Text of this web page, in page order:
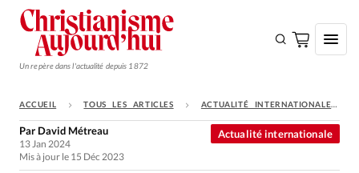
Un repère dans l'actualité depuis 1872
S'ABONNER
Monde
ACCUEIL TOUS LES ARTICLES ACTUALITÉ INTERNATIONALE
Actualité internationale
Par David Métreau
13 Jan 2024
Mis à jour le 15 Déc 2023